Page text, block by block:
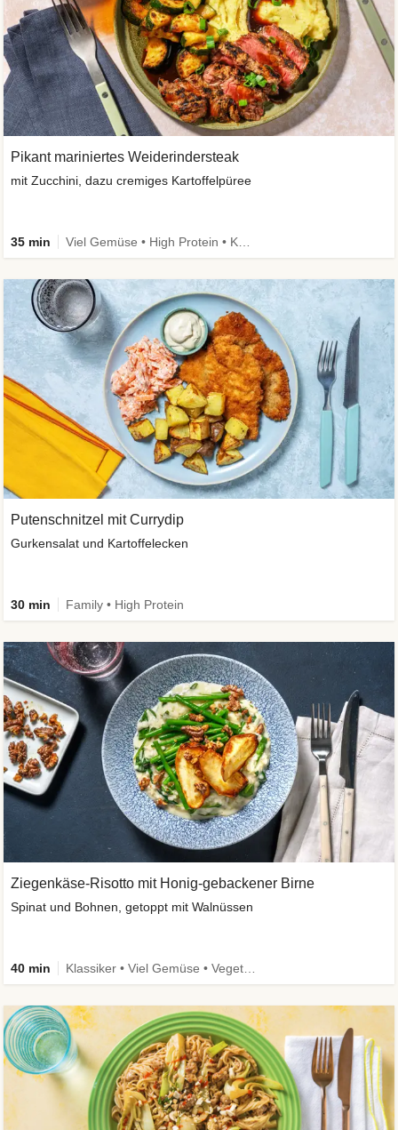
Pikant mariniertes Weiderindersteak
mit Zucchini, dazu cremiges Kartoffelpüree
35 min
Putenschnitzel mit Currydip
Gurkensalat und Kartoffelecken
30 min Family • High Protein
Ziegenkäse-Risotto mit Honig-gebackener Birne
Spinat und Bohnen, getoppt mit Walnüssen
40 min